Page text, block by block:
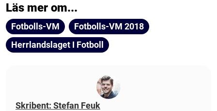
Läs mer om...
Fotbolls-VM
Fotbolls-VM 2018
Herrlandslaget I Fotboll
Skribent: Stefan Feuk